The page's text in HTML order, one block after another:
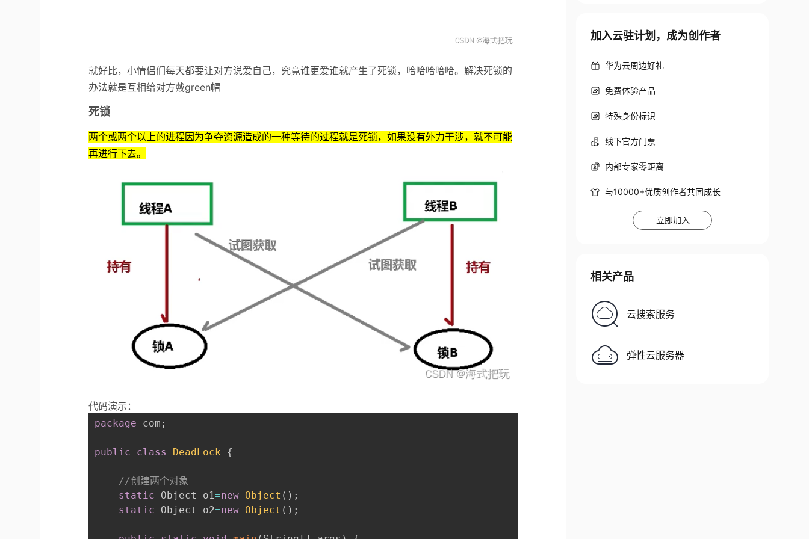
就好比，小情侣们每天都要让对方说爱自己，究竟谁更爱谁就产生了死锁，哈哈哈哈哈。解决死锁的
办法就是互相给对方戴green帽
死锁
两个或两个以上的进程因为争夺资源造成的一种等待的过程就是死锁，如果没有外力干涉，就不可能
再进行下去。
代码演示：
package com ;
public class DeadLock {
//创建两个对象
static Object o1=new Object ( ) ;
static Object o2=new Object ( ) ;
加入云驻计划，成为创作者
华为云周边好礼
免费体验产品
特殊身份标识
线下官方门票
内部专家零距离
与10000+优质创作者共同成长
立即加入
相关产品
云搜索服务
弹性云服务器